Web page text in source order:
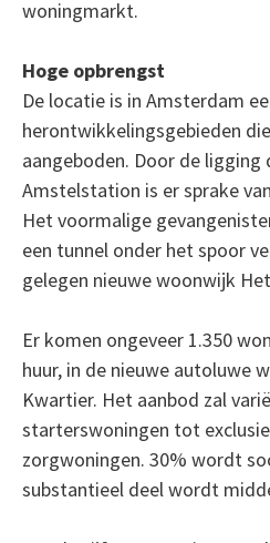
woningmarkt.
Hoge opbrengst
De locatie is in Amsterdam
herontwikkelingsgebieden
aangeboden. Door de
Amstelstation is er sprake
Het voormalige
een tunnel onder het spoor
gelegen nieuwe woonwijk
Er komen ongeveer 1.350
huur, in de nieuwe autoluwe
Kwartier. Het aanbod zal
starterswoningen tot
zorgwoningen. 30% wordt
substantieel deel wordt